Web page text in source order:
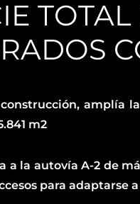
amplía
m2
a la autovía A-2 de
para adaptarse